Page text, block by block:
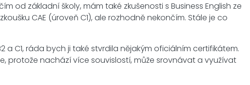
základní školy, mám také zkušenosti s Business English ze
CAE (úroveň C1), ale rozhodně nekončím. Stále je co
C1, ráda bych ji také stvrdila nějakým oficiálním certifikátem.
protože nachází více souvislostí, může srovnávat a využívat